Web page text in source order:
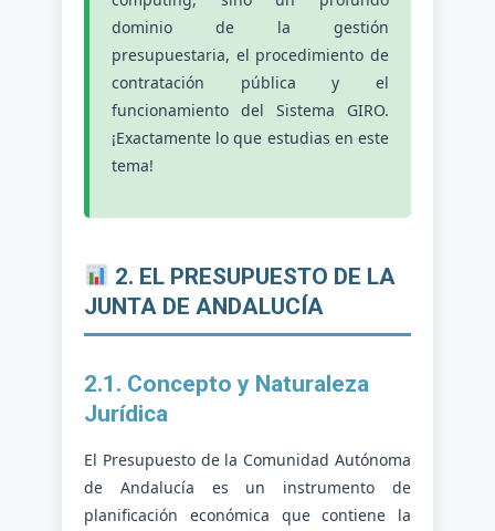
dominio de la gestión
presupuestaria, el procedimiento de
contratación pública y el
funcionamiento del Sistema GIRO.
¡Exactamente lo que estudias en este
tema!
2. EL PRESUPUESTO DE LA
JUNTA DE ANDALUCÍA
2.1. Concepto y Naturaleza
Jurídica
El Presupuesto de la Comunidad Autónoma
de Andalucía es un instrumento de
planificación económica que contiene la